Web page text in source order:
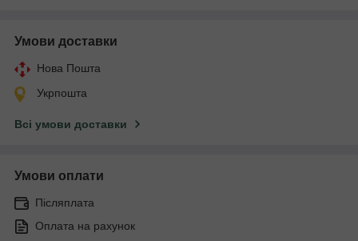
Умови доставки
Нова Пошта
Укрпошта
Всі умови доставки
Умови оплати
Післяплата
Оплата на рахунок